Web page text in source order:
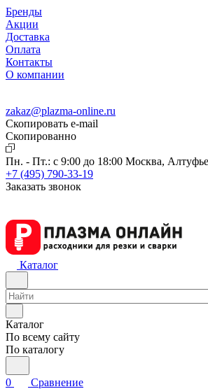
Бренды
Акции
Доставка
Оплата
Контакты
О компании
zakaz@plazma-online.ru
Скопировать e-mail
Cкопированно
Пн. - Пт.: с 9:00 до 18:00 Москва,
+7 (495) 790-33-19
Заказать звонок
Каталог
Каталог
По всему сайту
По каталогу
0
Сравнение